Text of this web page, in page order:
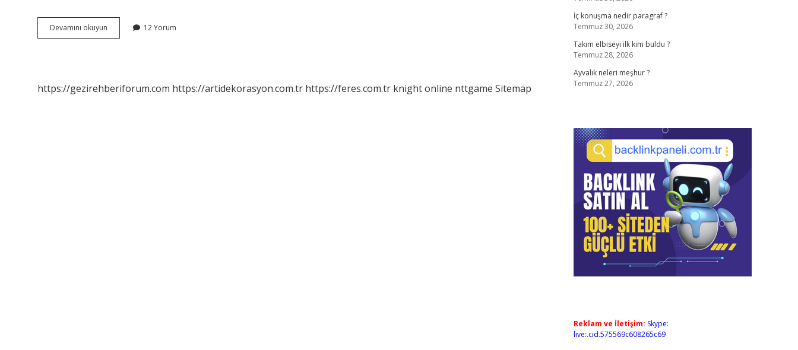
Devamını okuyun Çağrışım
Yoluyla
12 Yorum
https://gezirehberiforum.com https://artidekorasyon.com.tr https://feres.com.tr knight online nttgame Sitemap
İç konuşma nedir paragraf ?
Temmuz 30, 2026
Takım elbiseyi ilk kim buldu ?
Temmuz 28, 2026
Ayvalık neleri meşhur ?
Temmuz 27, 2026
Reklam ve İletişim: Skype:
live:.cid.575569c608265c69